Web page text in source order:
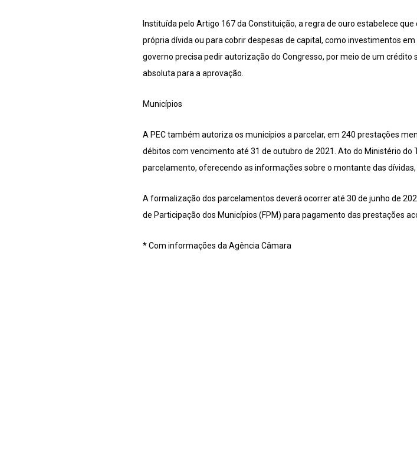
Instituída pelo Artigo 167 da Constituição, a regra de ouro estabelece
própria dívida ou para cobrir despesas de capital, como investimentos
governo precisa pedir autorização do Congresso, por meio de um
absoluta para a aprovação.
Municípios
A PEC também autoriza os municípios a parcelar, em 240 prestações
débitos com vencimento até 31 de outubro de 2021. Ato do Ministério do
parcelamento, oferecendo as informações sobre o montante das
A formalização dos parcelamentos deverá ocorrer até 30 de junho de
de Participação dos Municípios (FPM) para pagamento das prestações
* Com informações da Agência Câmara